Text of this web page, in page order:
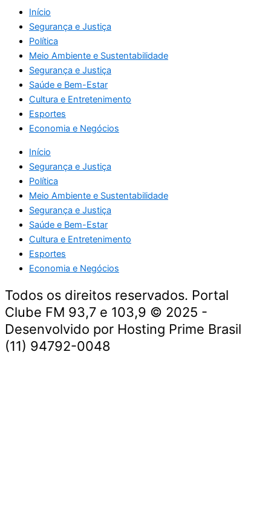
Início
Segurança e Justiça
Política
Meio Ambiente e Sustentabilidade
Segurança e Justiça
Saúde e Bem-Estar
Cultura e Entretenimento
Esportes
Economia e Negócios
Início
Segurança e Justiça
Política
Meio Ambiente e Sustentabilidade
Segurança e Justiça
Saúde e Bem-Estar
Cultura e Entretenimento
Esportes
Economia e Negócios
Todos os direitos reservados. Portal
Clube FM 93,7 e 103,9 © 2025 -
Desenvolvido por Hosting Prime Brasil
(11) 94792-0048